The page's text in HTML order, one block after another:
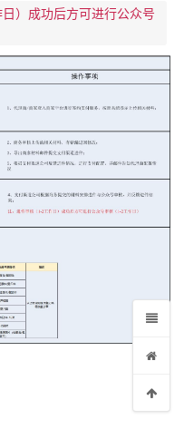
）成功后方可进行公众号